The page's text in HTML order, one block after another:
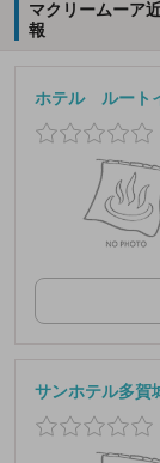
マクリームーア
報
ホテル ルート
サンホテル多賀